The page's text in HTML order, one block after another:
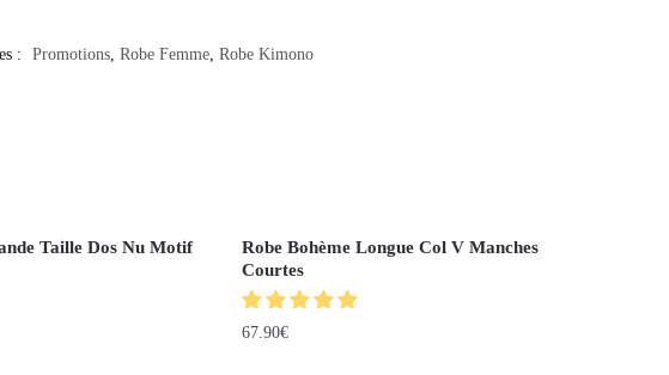
: Promotions, Robe Femme, Robe Kimono
Taille Dos Nu Motif
Robe Bohème Longue Col V Manches
Courtes
67.90€